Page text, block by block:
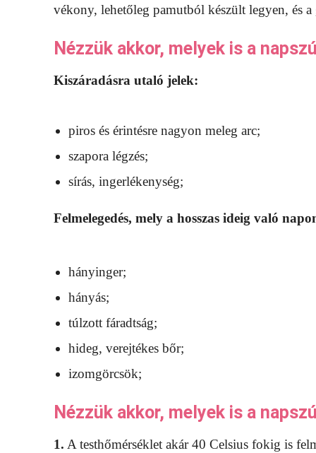
vékony, lehetőleg pamutból készült legyen, és
Nézzük akkor, melyek is a
Kiszáradásra utaló jelek:
piros és érintésre nagyon meleg arc;
szapora légzés;
sírás, ingerlékenység;
Felmelegedés, mely a hosszas ideig való
hányinger;
hányás;
túlzott fáradtság;
hideg, verejtékes bőr;
izomgörcsök;
Nézzük akkor, melyek is a
1. A testhőmérséklet akár 40 Celsius fokig is